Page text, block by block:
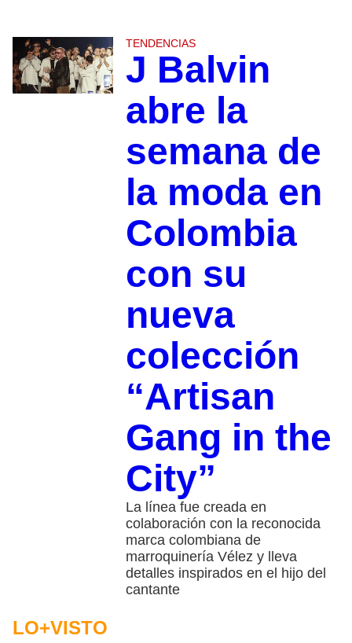
TENDENCIAS
J Balvin
abre la
semana de
la moda en
Colombia
con su
nueva
colección
“Artisan
Gang in the
City”
La línea fue creada en
colaboración con la reconocida
marca colombiana de
marroquinería Vélez y lleva
detalles inspirados en el hijo del
cantante
LO+VISTO